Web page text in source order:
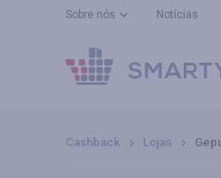
Sobre nós Notícias
Cashback Lojas